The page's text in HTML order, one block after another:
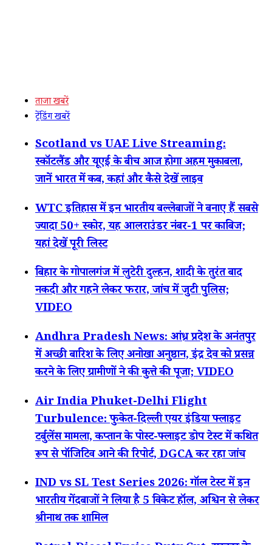
ताजा खबरें
ट्रेंडिंग खबरें
Scotland vs UAE Live Streaming:
स्कॉटलैंड और यूएई के बीच आज होगा अहम मुकाबला,
जानें भारत में कब, कहां और कैसे देखें लाइव
WTC इतिहास में इन भारतीय बल्लेबाजों ने बनाए हैं सबसे
ज्यादा 50+ स्कोर, यह आलराउंडर नंबर-1 पर काबिज;
यहां देखें पूरी लिस्ट
बिहार के गोपालगंज में लुटेरी दुल्हन, शादी के तुरंत बाद
नकदी और गहने लेकर फरार, जांच में जुटी पुलिस;
VIDEO
Andhra Pradesh News: आंध्र प्रदेश के अनंतपुर
में अच्छी बारिश के लिए अनोखा अनुष्ठान, इंद्र देव को प्रसन्न
करने के लिए ग्रामीणों ने की कुत्ते की पूजा; VIDEO
Air India Phuket-Delhi Flight
Turbulence: फुकेत-दिल्ली एयर इंडिया फ्लाइट
टर्बुलेंस मामला, कप्तान के पोस्ट-फ्लाइट डोप टेस्ट में कथित
रूप से पॉजिटिव आने की रिपोर्ट, DGCA कर रहा जांच
IND vs SL Test Series 2026: गॉल टेस्ट में इन
भारतीय गेंदबाजों ने लिया है 5 विकेट हॉल, अश्विन से लेकर
श्रीनाथ तक शामिल